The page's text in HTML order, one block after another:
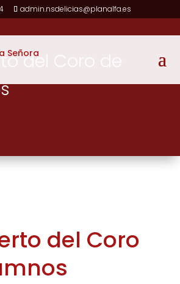
admin.nsdelicias@planalfa.es
del Coro de
del Coro